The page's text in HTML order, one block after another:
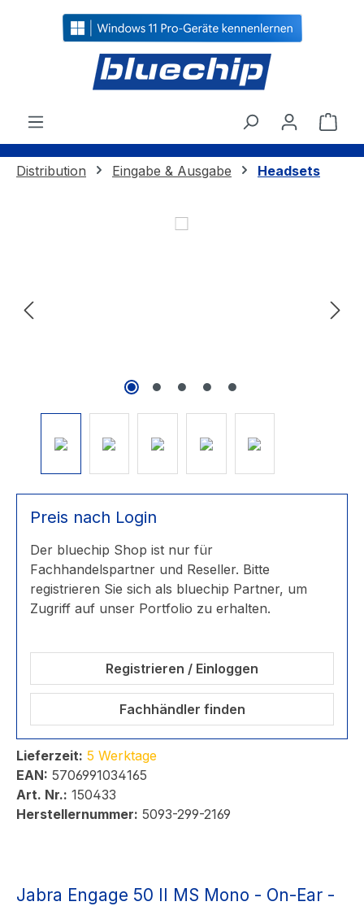
springen
Distribution Eingabe & Ausgabe Headsets
Bildergalerie überspringen
Preis nach Login
Der bluechip Shop ist nur für
Fachhandelspartner und Reseller. Bitte
registrieren Sie sich als bluechip Partner, um
Zugriff auf unser Portfolio zu erhalten.
Registrieren / Einloggen
Fachhändler finden
Lieferzeit: 5 Werktage
EAN: 5706991034165
Art. Nr.: 150433
Herstellernummer: 5093-299-2169
Jabra Engage 50 II MS Mono - On-Ear -